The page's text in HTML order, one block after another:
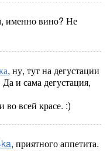
именно вино? Не
, ну, тут на дегустации
и сама дегустация,
всей красе. :)
, приятного аппетита.